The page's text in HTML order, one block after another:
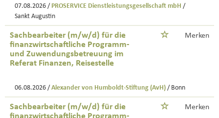
07.08.2026 / PROSERVICE Dienstleistungsgesellschaft mbH /
Sankt Augustin
Sachbearbeiter (m/w/d) für die
finanzwirtschaftliche Programm-
und Zuwendungsbetreuung im
Referat Finanzen, Reisestelle
Merken
06.08.2026 / Alexander von Humboldt-Stiftung (AvH) / Bonn
Sachbearbeiter (m/w/d) für die
Merken